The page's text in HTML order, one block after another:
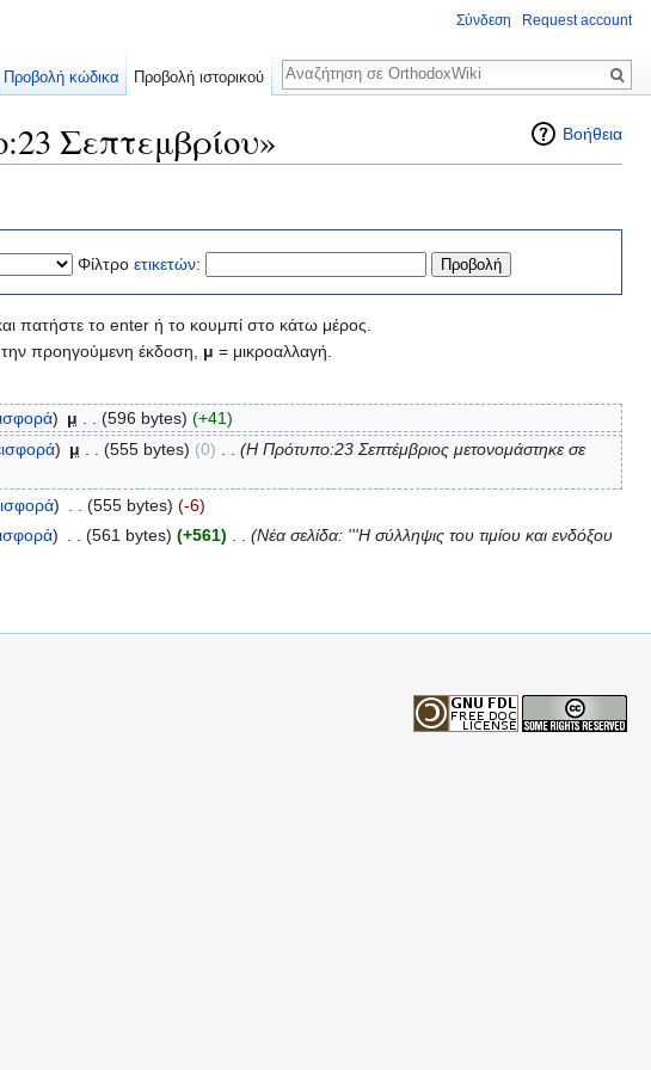
Βοήθεια
Σεπτεμβρίου»
Φίλτρο ετικετών:
πατήστε το enter ή το κουμπί στο κάτω μέρος.
προηγούμενη έκδοση, μ = μικροαλλαγή.
) μ (596 bytes) (+41)
) μ (555 bytes) (0)
(Η Πρότυπο:23 Σεπτέμβριος μετονομάστηκε σε
) (555 bytes) (-6)
) . . (561 bytes) (+561) . . (Νέα σελίδα: '''Η σύλληψις του τιμίου και ενδόξου
Σύνδεση Request account
Προβολή κώδικα Προβολή ιστορικού
Αναζήτηση